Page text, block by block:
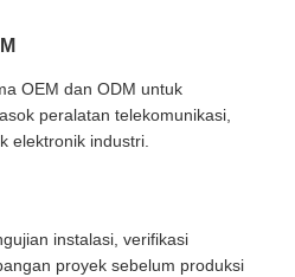
OEM dan ODM untuk
peralatan telekomunikasi,
elektronik industri.
instalasi, verifikasi
proyek sebelum produksi